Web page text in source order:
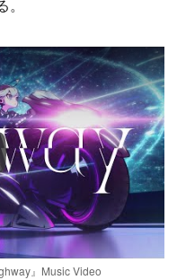
』Music Video